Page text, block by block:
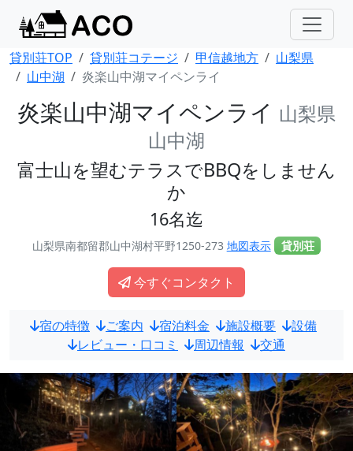
貸別荘TOP 貸別荘コテージ 甲信越地方
山梨県
山中湖
炎楽山中湖マイペンライ
炎楽山中湖マイペンライ 山梨県
山中湖
富士山を望むテラスでBBQをしません
か
16名迄
山梨県南都留郡山中湖村平野1250-273 地図表示 貸別荘
今すぐコンタクト
宿の特徴 ご案内 宿泊料金 施設概要
設備
レビュー・口コミ
周辺情報 交通